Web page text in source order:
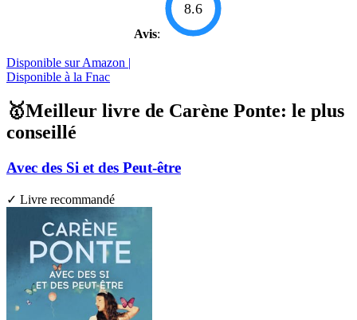
Avis:
8.6
Disponible sur Amazon |
Disponible à la Fnac
🥇Meilleur livre de Carène Ponte: le plus
conseillé
Avec des Si et des Peut-être
✓ Livre recommandé